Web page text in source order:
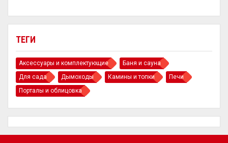
ТЕГИ
Аксессуары и комплектующие
Баня и сауна
Для сада
Дымоходы Камины и топки
Печи
Порталы и облицовка